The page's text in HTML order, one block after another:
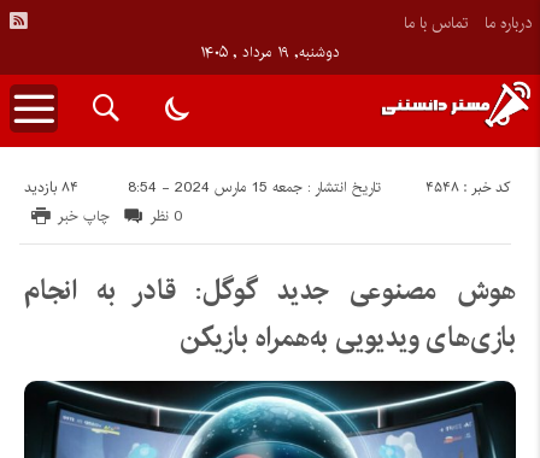
درباره ما تماس با ما
دوشنبه, ۱۹ مرداد , ۱۴۰۵
تاریخ انتشار : جمعه 15 مارس 2024 - 8:54 84 بازدید کد خبر : 4548
چاپ خبر 0 نظر
هوش مصنوعی جدید گوگل: قادر به انجام
بازی‌های ویدیویی به‌همراه بازیکن